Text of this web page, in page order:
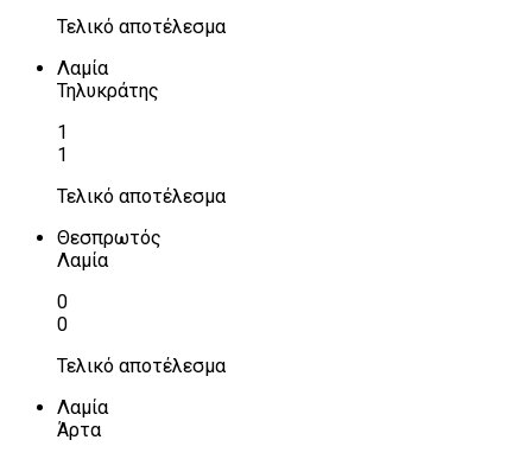
Τελικό αποτέλεσμα
Λαμία
Τηλυκράτης
1
1
Τελικό αποτέλεσμα
Θεσπρωτός
Λαμία
0
0
Τελικό αποτέλεσμα
Λαμία
Άρτα